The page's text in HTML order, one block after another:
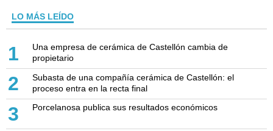
LO MÁS LEÍDO
1
Una empresa de cerámica de Castellón cambia de
propietario
2
Subasta de una compañía cerámica de Castellón: el
proceso entra en la recta final
3 Porcelanosa publica sus resultados económicos